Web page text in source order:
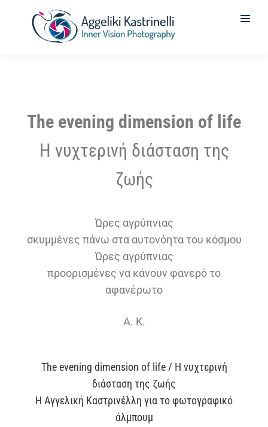
The evening dimension of life
Η νυχτερινή διάσταση της
ζωής
Ώρες αγρύπνιας
σκυμμένες πάνω στα αυτονόητα του κόσμου
Ώρες αγρύπνιας
προορισμένες να κάνουν φανερό το
αφανέρωτο
Α. Κ.
The evening dimension of life / Η νυχτερινή
διάσταση της ζωής
Η Αγγελική Καστρινέλλη για το φωτογραφικό
άλμπουμ